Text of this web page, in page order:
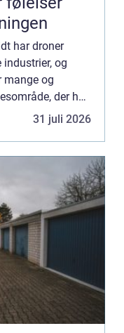
har droner
og
mange og
der har
31 juli 2026